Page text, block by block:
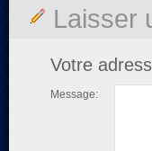
Laisser
Votre
Message: